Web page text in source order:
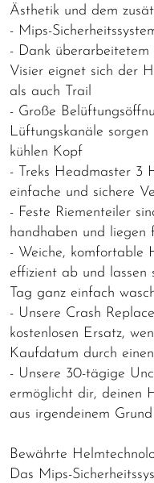
Ästhetik und dem
- Mips-
- Dank
Visier eignet sich der
als auch Trail
- Große
Lüftungskanäle
kühlen Kopf
- Treks Headmaster 3
einfache und sichere
- Feste Riementeiler
handhaben und
- Weiche, komfortable
effizient ab und lassen
Tag ganz einfach
- Unsere Crash
kostenlosen Ersatz,
Kaufdatum durch
- Unsere 30-tägige
ermöglicht dir, deinen
aus irgendeinem
Bewährte
Das Mips-